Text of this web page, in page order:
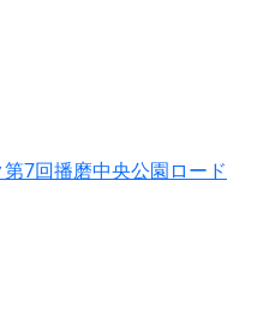
7回播磨中央公園ロード